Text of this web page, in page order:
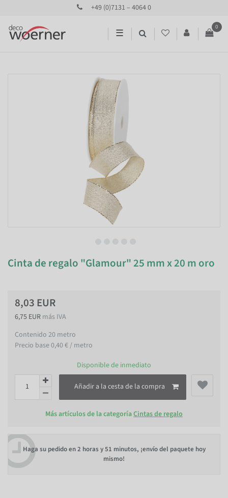
+49 (0)7131 – 4064 0
☰
0
Cinta de regalo "Glamour" 25 mm x 20 m oro
8,03 EUR
6,75 EUR más IVA
Contenido 20 metro
Precio base0,40 € / metro
Disponible de inmediato
Añadir a la cesta de la compra
Más artículos de la categoríaCintas de regalo
Haga su pedido en2 horas y 51 minutos, ¡envío del paquete hoy
mismo!